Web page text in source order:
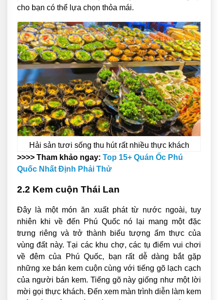
cho bạn có thể lựa chọn thỏa mái.
Hải sản tươi sống thu hút rất nhiều thực khách
>>>> Tham khảo ngay: Top 15+ Quán Ốc Phú
Quốc Nhất Định Phải Thử
2.2 Kem cuộn Thái Lan
Đây là một món ăn xuất phát từ nước ngoài, tuy
nhiên khi về đến Phú Quốc nó lại mang một đặc
trưng riêng và trở thành biểu tượng ẩm thực của
vùng đất này. Tại các khu chợ, các tụ điểm vui chơi
về đêm của Phú Quốc, bạn rất dễ dàng bắt gặp
những xe bán kem cuộn cùng với tiếng gõ lạch cạch
của người bán kem. Tiếng gõ này giống như một lời
mời gọi thực khách. Đến xem màn trình diễn làm kem